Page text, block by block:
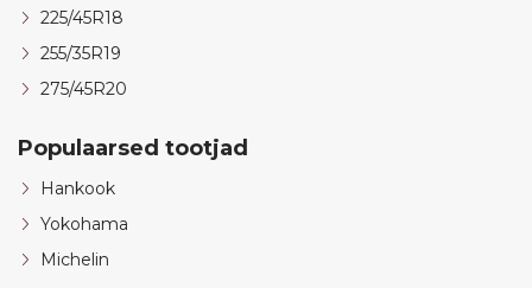
225/45R18
255/35R19
275/45R20
Populaarsed tootjad
Hankook
Yokohama
Michelin